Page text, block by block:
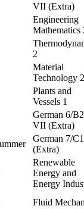
VII (Extra)
Engineering
Mathematics
2
Material
Technology 2
Plants and
Vessels 1
German 6/B2
VII (Extra)
German 7/C1
(Extra)
Renewable
Energy and
Energy
Fluid